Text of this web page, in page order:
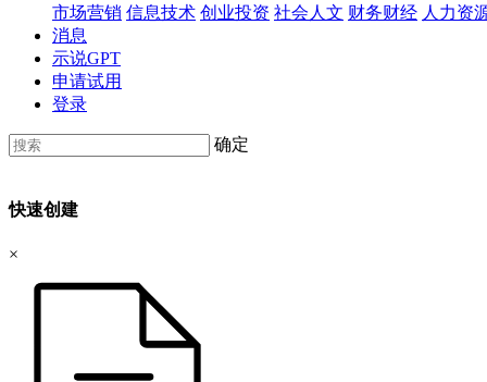
市场营销 信息技术 创业投资 社会人文 财务财经 人力资
消息
示说GPT
申请试用
登录
确定
快速创建
×